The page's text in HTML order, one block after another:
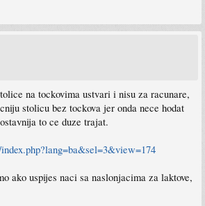
na tockovima ustvari i nisu za racunare,
stolicu bez tockova jer onda nece hodat
to ce duze trajat.
ako uspijes naci sa naslonjacima za laktove,